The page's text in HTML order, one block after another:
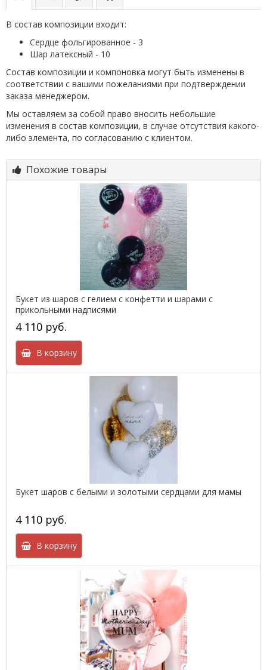
В состав композиции входит:
Сердце фольгированное - 3
Шар латексный - 10
Состав композиции и компоновка могут быть изменены в
соответствии с вашими пожеланиями при подтверждении
заказа менеджером.
Мы оставляем за собой право вносить небольшие
изменения в состав композиции, в случае отсутствия какого-
либо элемента, по согласованию с клиентом.
Похожие товары
Букет из шаров с гелием с конфетти и шарами с
прикольными надписями
4 110 руб.
В корзину
Букет шаров с белыми и золотыми сердцами для мамы
4 110 руб.
В корзину